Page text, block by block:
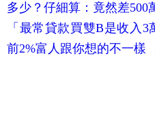
多少？仔細算：竟然差500
「最常貸款買雙B是收入
前2%富人跟你想的不一樣